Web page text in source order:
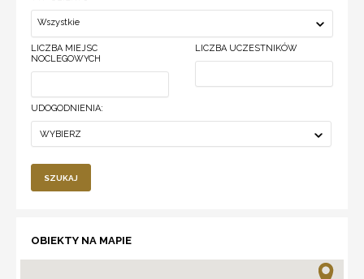
Wszystkie
LICZBA MIEJSC
NOCLEGOWYCH
LICZBA UCZESTNIKÓW
UDOGODNIENIA:
WYBIERZ
SZUKAJ
OBIEKTY NA MAPIE